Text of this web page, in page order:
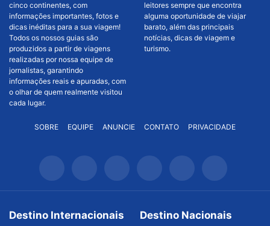
cinco continentes, com
informações importantes, fotos e
dicas inéditas para a sua viagem!
Todos os nossos guias são
produzidos a partir de viagens
realizadas por nossa equipe de
jornalistas, garantindo
informações reais e apuradas, com
o olhar de quem realmente visitou
cada lugar.
leitores sempre que encontra
alguma oportunidade de viajar
barato, além das principais
notícias, dicas de viagem e
turismo.
SOBRE EQUIPE ANUNCIE CONTATO PRIVACIDADE
Destino Internacionais Destino Nacionais